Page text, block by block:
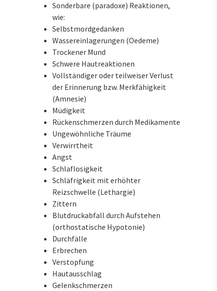
Sonderbare (paradoxe) Reaktionen,
wie:
Selbstmordgedanken
Wassereinlagerungen (Oedeme)
Trockener Mund
Schwere Hautreaktionen
Vollständiger oder teilweiser Verlust
der Erinnerung bzw. Merkfähigkeit
(Amnesie)
Müdigkeit
Rückenschmerzen durch Medikamente
Ungewöhnliche Träume
Verwirrtheit
Angst
Schlaflosigkeit
Schläfrigkeit mit erhöhter
Reizschwelle (Lethargie)
Zittern
Blutdruckabfall durch Aufstehen
(orthostatische Hypotonie)
Durchfälle
Erbrechen
Verstopfung
Hautausschlag
Gelenkschmerzen